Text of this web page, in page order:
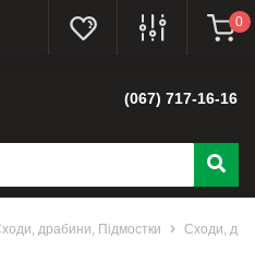
0
(067) 717-16-16
драбини, Підмостки Сходи,